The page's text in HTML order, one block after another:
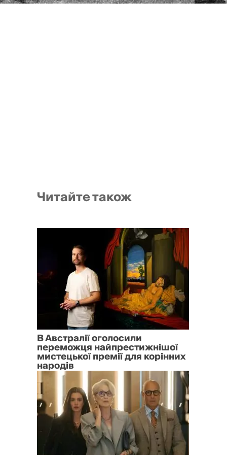
Читайте також
В Австралії оголосили
переможця найпрестижнішої
мистецької премії для корінних
народів